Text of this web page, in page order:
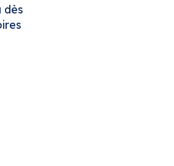
dès